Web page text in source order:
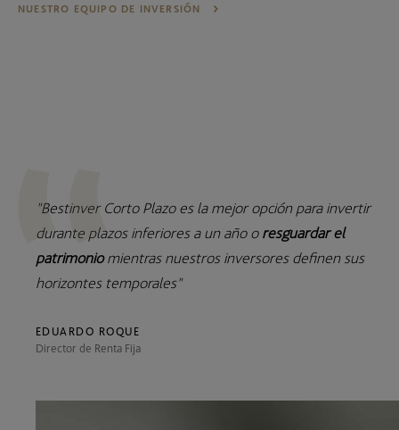
NUESTRO EQUIPO DE INVERSIÓN
"Bestinver Corto Plazo es la mejor opción para invertir
durante plazos inferiores a un año oresguardar el
patrimoniomientras nuestros inversores definen sus
horizontes temporales"
EDUARDO ROQUE
Director de Renta Fija